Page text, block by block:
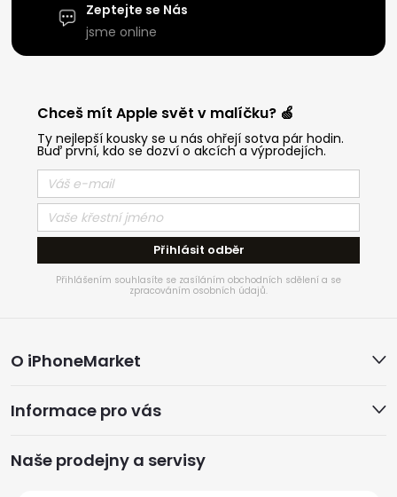
Zeptejte se Nás
jsme online
Chceš mít Apple svět v malíčku? 🍏
Ty nejlepší kousky se u nás ohřejí sotva pár hodin.
Buď první, kdo se dozví o akcích a výprodejích.
Přihlásit odběr
Přihlášením souhlasíte se zasíláním obchodních sdělení a se
zpracováním osobních údajů.
á
p
a
O iPhoneMarket
Informace pro vás
Naše prodejny a servisy